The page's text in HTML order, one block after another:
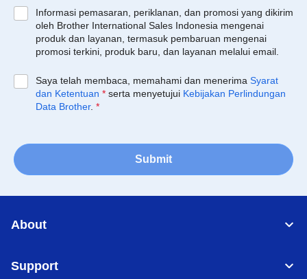
Informasi pemasaran, periklanan, dan promosi yang dikirim
oleh Brother International Sales Indonesia mengenai
produk dan layanan, termasuk pembaruan mengenai
promosi terkini, produk baru, dan layanan melalui email.
Saya telah membaca, memahami dan menerima Syarat
dan Ketentuan * serta menyetujui Kebijakan Perlindungan
Data Brother. *
Submit
About
Support